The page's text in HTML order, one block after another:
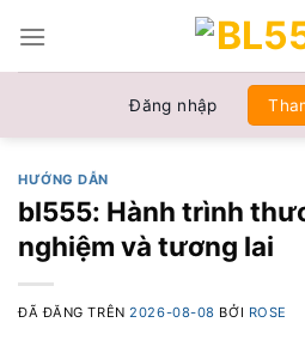
đến
nội
Đăng nhập
HƯỚNG DẪN
bl555: Hành trình
nghiệm và tương lai
ĐÃ ĐĂNG TRÊN 2026-08-08 BỞI ROSE